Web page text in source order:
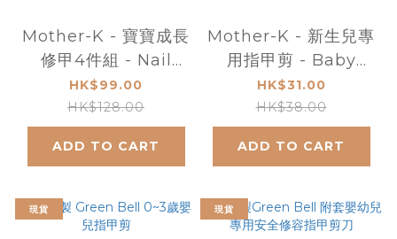
Mother-K - 寶寶成長
修甲4件組 - Nail
Clippers Set &
Tweezer for New
Born Baby
HK$99.00
HK$128.00
ADD TO CART
Mother-K - 新生兒專
用指甲剪 - Baby
Nail Scissors 0M-
9M
HK$31.00
HK$38.00
ADD TO CART
現貨 現貨